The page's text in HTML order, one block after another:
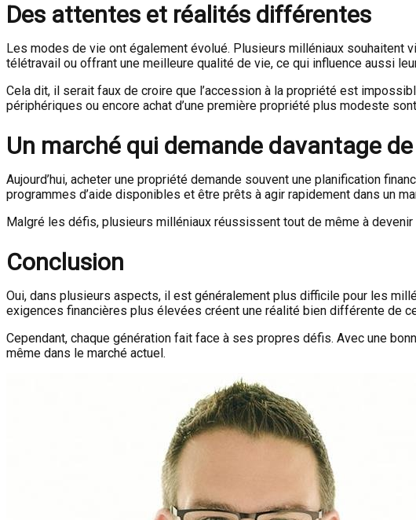
Des attentes et réalités différentes
Les modes de vie ont également évolué. Plusieurs milléniaux
télétravail ou offrant une meilleure qualité de vie, ce qui influence aussi
Cela dit, il serait faux de croire que l’accession à la propriété est
périphériques ou encore achat d’une première propriété plus modeste
Un marché qui demande davantage
Aujourd’hui, acheter une propriété demande souvent une planification
programmes d’aide disponibles et être prêts à agir rapidement dans un
Malgré les défis, plusieurs milléniaux réussissent tout de même à
Conclusion
Oui, dans plusieurs aspects, il est généralement plus difficile pour les
exigences financières plus élevées créent une réalité bien différente de
Cependant, chaque génération fait face à ses propres défis. Avec une
même dans le marché actuel.